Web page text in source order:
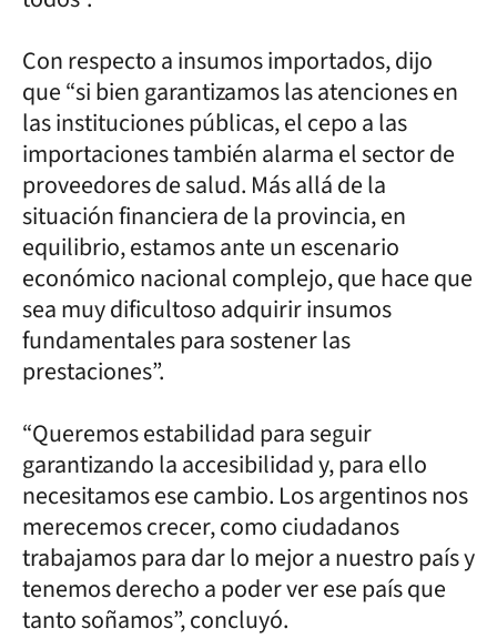
Con respecto a insumos importados, dijo
que “si bien garantizamos las atenciones en
las instituciones públicas, el cepo a las
importaciones también alarma el sector de
proveedores de salud. Más allá de la
situación financiera de la provincia, en
equilibrio, estamos ante un escenario
económico nacional complejo, que hace que
sea muy dificultoso adquirir insumos
fundamentales para sostener las
prestaciones”.
“Queremos estabilidad para seguir
garantizando la accesibilidad y, para ello
necesitamos ese cambio. Los argentinos nos
merecemos crecer, como ciudadanos
trabajamos para dar lo mejor a nuestro país y
tenemos derecho a poder ver ese país que
tanto soñamos”, concluyó.